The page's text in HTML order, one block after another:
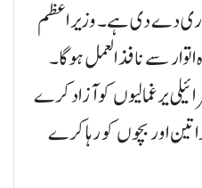
دے دی ہے۔ وزیر اعظم
سے نافذ العمل ہوگا۔
یرغمالیوں کو آزاد کرے
اور بچوں کو رہا کرے